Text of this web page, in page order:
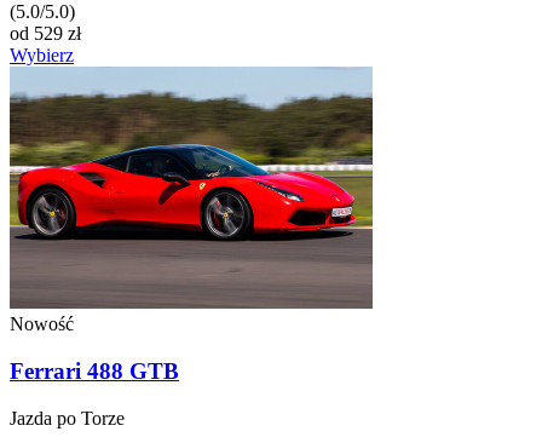
(5.0/5.0)
od 529 zł
Wybierz
Nowość
Ferrari 488 GTB
Jazda po Torze